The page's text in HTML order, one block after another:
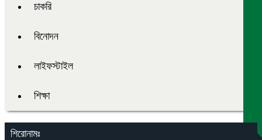
চাকরি
বিনোদন
লাইফস্টাইল
শিক্ষা
শিরোনামঃ